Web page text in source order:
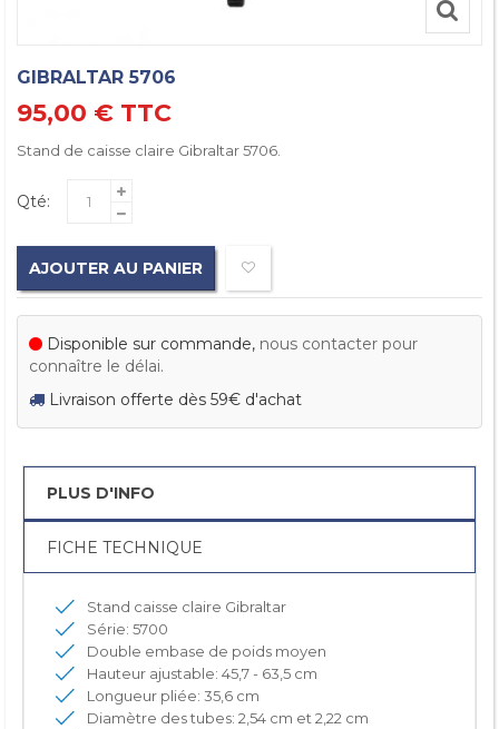
GIBRALTAR 5706
95,00 € TTC
Stand de caisse claire Gibraltar 5706.
Qté:
AJOUTER AU PANIER
Disponible sur commande, nous contacter pour
connaître le délai.
Livraison offerte dès 59€ d'achat
PLUS D'INFO
FICHE TECHNIQUE
Stand caisse claire Gibraltar
Série: 5700
Double embase de poids moyen
Hauteur ajustable: 45,7 - 63,5 cm
Longueur pliée: 35,6 cm
Diamètre des tubes: 2,54 cm et 2,22 cm